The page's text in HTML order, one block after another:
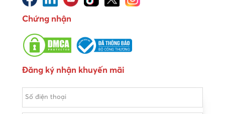
Chứng nhận
Đăng ký nhận khuyến mãi